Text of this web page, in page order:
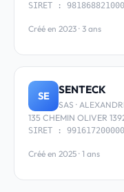
SIRET :
Créé en 2023 · 3 ans
SE SENTECK
SAS ·
135 CHEMIN OLIVER
SIRET :
Créé en 2025 · 1 ans